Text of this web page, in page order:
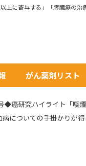
がん薬剤リスト
◆癌研究ハイライト「喫
についての手掛かりが